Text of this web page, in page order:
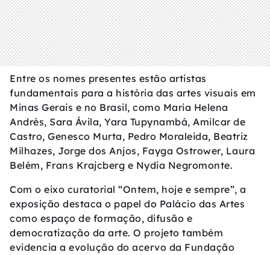
Entre os nomes presentes estão artistas
fundamentais para a história das artes visuais em
Minas Gerais e no Brasil, como Maria Helena
Andrés, Sara Ávila, Yara Tupynambá, Amilcar de
Castro, Genesco Murta, Pedro Moraleida, Beatriz
Milhazes, Jorge dos Anjos, Fayga Ostrower, Laura
Belém, Frans Krajcberg e Nydia Negromonte.
Com o eixo curatorial “Ontem, hoje e sempre”, a
exposição destaca o papel do Palácio das Artes
como espaço de formação, difusão e
democratização da arte. O projeto também
evidencia a evolução do acervo da Fundação